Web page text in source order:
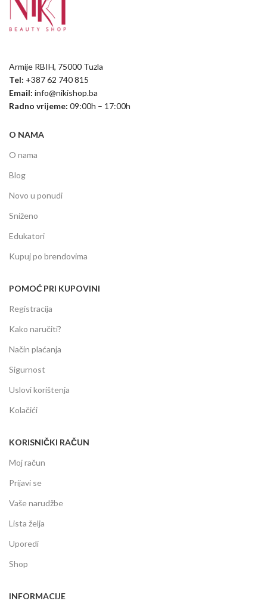
Armije RBIH, 75000 Tuzla
Tel: +387 62 740 815
Email: info@nikishop.ba
Radno vrijeme: 09:00h – 17:00h
O NAMA
O nama
Blog
Novo u ponudi
Sniženo
Edukatori
Kupuj po brendovima
POMOĆ PRI KUPOVINI
Registracija
Kako naručiti?
Način plaćanja
Sigurnost
Uslovi korištenja
Kolačići
KORISNIČKI RAČUN
Moj račun
Prijavi se
Vaše narudžbe
Lista želja
Uporedi
Shop
INFORMACIJE